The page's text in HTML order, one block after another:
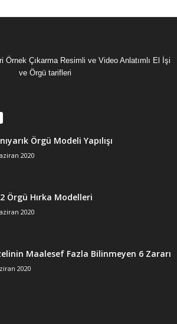
Örnek Çıkarma Resimli ve Video Anlatımlı El İşi
ve Örgü tarifleri
Örgü Modeli Yapılışı
2020
Örgü Hırka Modelleri
2020
Maalesef Fazla Bilinmeyen 6 Zararı
2020